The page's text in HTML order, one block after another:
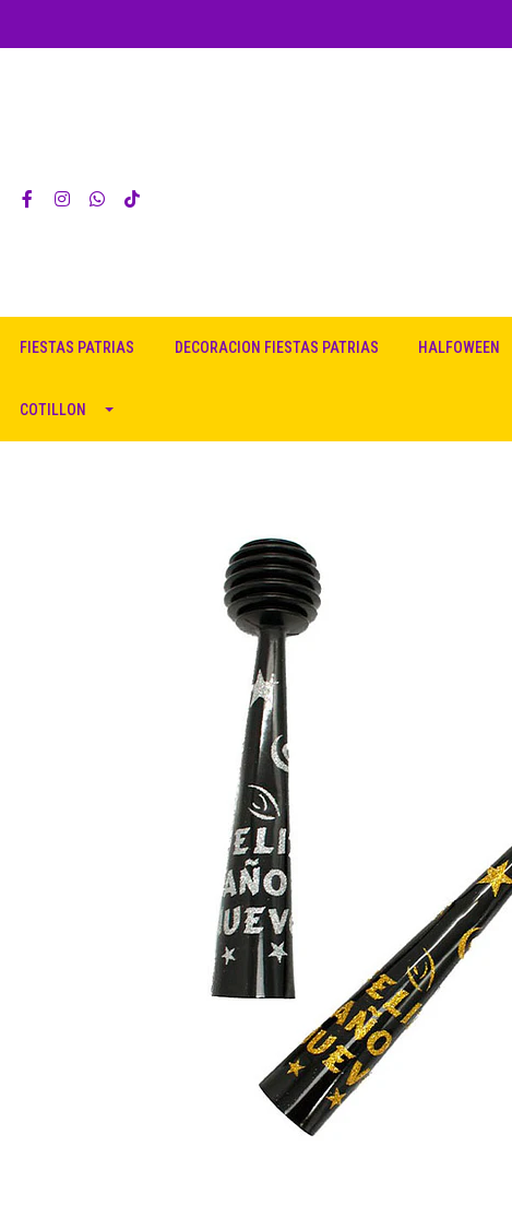
FIESTAS PATRIAS DECORACION FIESTAS PATRIAS HALFOWEEN
COTILLON